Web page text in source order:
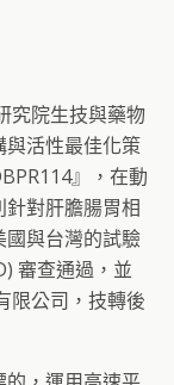
究院生技與藥物
活性最佳化策
』，在動
對肝膽腸胃相
國與台灣的試驗
審查通過，並
限公司，技轉後